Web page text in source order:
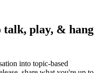
talk, play, & hang
into topic-based